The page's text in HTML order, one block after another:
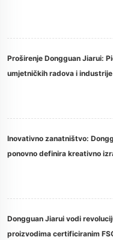
Proširenje Dongguan Jiarui:
umjetničkih radova i
Inovativno zanatništvo:
ponovno definira kreativno
Dongguan Jiarui vodi
proizvodima certificiranim